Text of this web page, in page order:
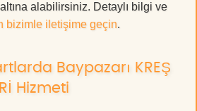
alabilirsiniz. Detaylı bilgi ve
bizimle iletişime geçin.
Baypazarı KREŞ
Hizmeti